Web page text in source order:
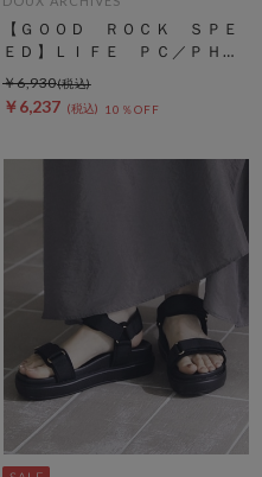
【ＧＯＯＤ ＲＯＣＫ ＳＰＥ
ＥＤ】ＬＩＦＥ ＰＣ／ＰＨＯ
ＴＥ ＴＥＥ
￥6,237 10％OFF
￥6,930